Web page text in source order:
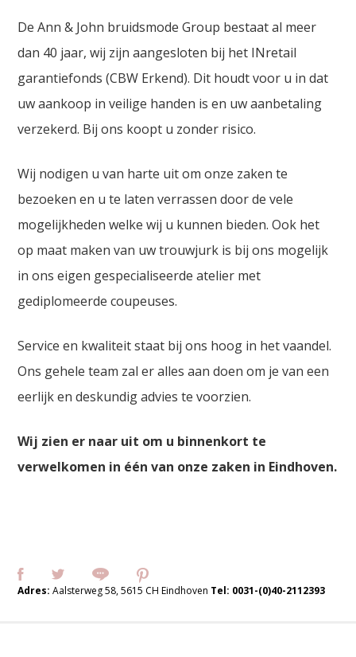
De Ann & John bruidsmode Group bestaat al meer
dan 40 jaar, wij zijn aangesloten bij het INretail
garantiefonds (CBW Erkend). Dit houdt voor u in dat
uw aankoop in veilige handen is en uw aanbetaling
verzekerd. Bij ons koopt u zonder risico.
Wij nodigen u van harte uit om onze zaken te
bezoeken en u te laten verrassen door de vele
mogelijkheden welke wij u kunnen bieden. Ook het
op maat maken van uw trouwjurk is bij ons mogelijk
in ons eigen gespecialiseerde atelier met
gediplomeerde coupeuses.
Service en kwaliteit staat bij ons hoog in het vaandel.
Ons gehele team zal er alles aan doen om je van een
eerlijk en deskundig advies te voorzien.
Wij zien er naar uit om u binnenkort te
verwelkomen in één van onze zaken in Eindhoven.
Adres:Aalsterweg 58, 5615 CH Eindhoven Tel: 0031-(0)40-2112393